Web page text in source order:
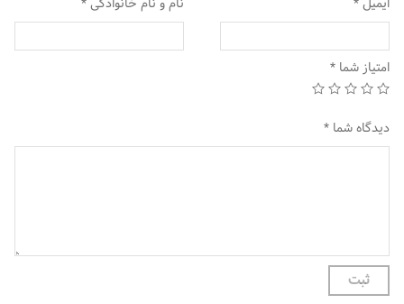
امتیاز شما *
دیدگاه شما *